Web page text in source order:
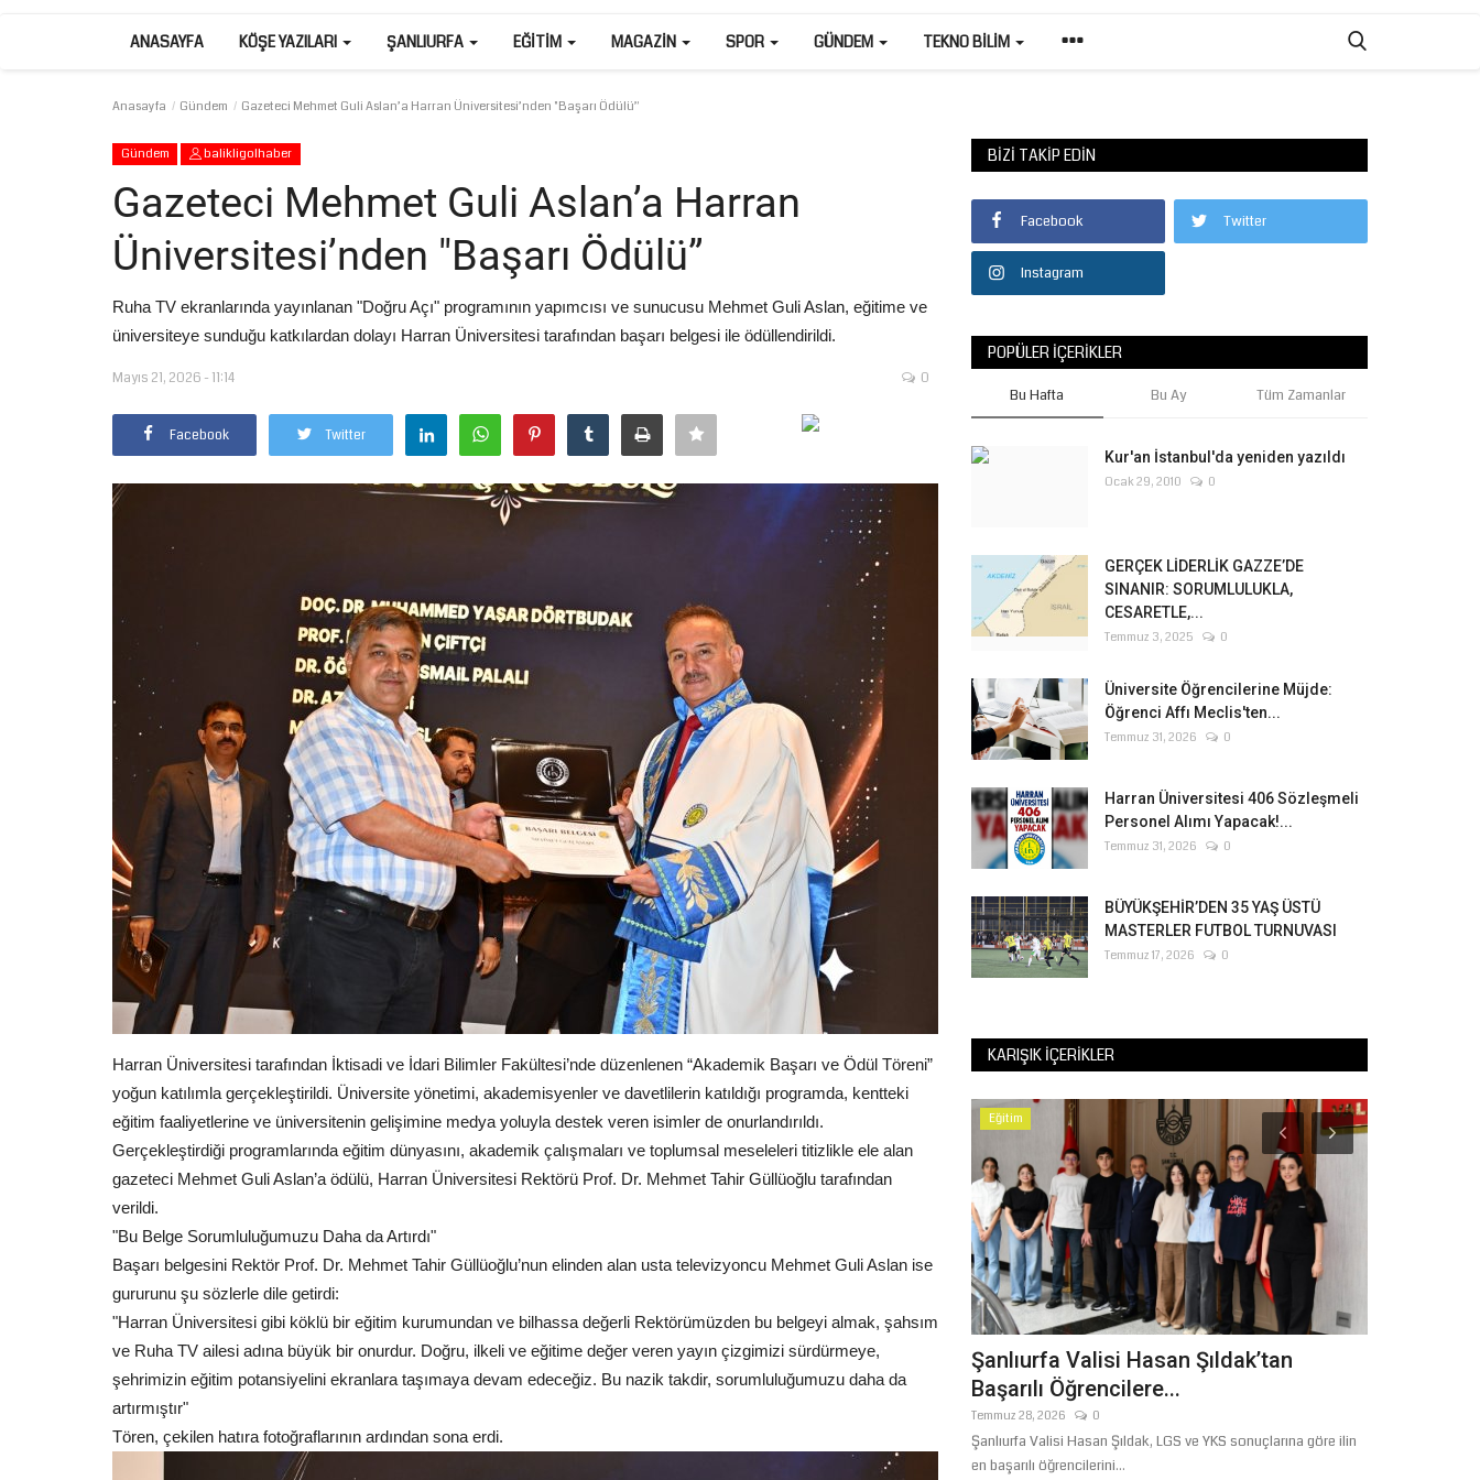
ANASAYFA KÖŞE YAZILARI ŞANLIURFA EĞITIM MAGAZIN SPOR GÜNDEM TEKNO BILIM
Anasayfa Gündem Gazeteci Mehmet Guli Aslan’a Harran Üniversitesi’nden "Başarı Ödülü”
Gündem balikligolhaber
Gazeteci Mehmet Guli Aslan’a Harran
Üniversitesi’nden "Başarı Ödülü”
Ruha TV ekranlarında yayınlanan "Doğru Açı" programının yapımcısı ve sunucusu Mehmet Guli Aslan, eğitime ve
üniversiteye sunduğu katkılardan dolayı Harran Üniversitesi tarafından başarı belgesi ile ödüllendirildi.
Mayıs 21, 2026 - 11:14 0
Facebook Twitter
Harran Üniversitesi tarafından İktisadi ve İdari Bilimler Fakültesi’nde düzenlenen “Akademik Başarı ve Ödül Töreni”
yoğun katılımla gerçekleştirildi. Üniversite yönetimi, akademisyenler ve davetlilerin katıldığı programda, kentteki
eğitim faaliyetlerine ve üniversitenin gelişimine medya yoluyla destek veren isimler de onurlandırıldı.
Gerçekleştirdiği programlarında eğitim dünyasını, akademik çalışmaları ve toplumsal meseleleri titizlikle ele alan
gazeteci Mehmet Guli Aslan’a ödülü, Harran Üniversitesi Rektörü Prof. Dr. Mehmet Tahir Güllüoğlu tarafından
verildi.
"Bu Belge Sorumluluğumuzu Daha da Artırdı"
Başarı belgesini Rektör Prof. Dr. Mehmet Tahir Güllüoğlu’nun elinden alan usta televizyoncu Mehmet Guli Aslan ise
gururunu şu sözlerle dile getirdi:
"Harran Üniversitesi gibi köklü bir eğitim kurumundan ve bilhassa değerli Rektörümüzden bu belgeyi almak, şahsım
ve Ruha TV ailesi adına büyük bir onurdur. Doğru, ilkeli ve eğitime değer veren yayın çizgimizi sürdürmeye,
şehrimizin eğitim potansiyelini ekranlara taşımaya devam edeceğiz. Bu nazik takdir, sorumluluğumuzu daha da
artırmıştır"
Tören, çekilen hatıra fotoğraflarının ardından sona erdi.
BIZI TAKIP EDIN
Facebook Twitter
Instagram
POPÜLER İÇERIKLER
Bu Hafta Bu Ay Tüm Zamanlar
Kur'an İstanbul'da yeniden yazıldı
Ocak 29, 2010 0
GERÇEK LİDERLİK GAZZE’DE
SINANIR: SORUMLULUKLA,
CESARETLE,...
Temmuz 3, 2025 0
Üniversite Öğrencilerine Müjde:
Öğrenci Affı Meclis'ten...
Temmuz 31, 2026 0
Harran Üniversitesi 406 Sözleşmeli
Personel Alımı Yapacak!...
Temmuz 31, 2026 0
BÜYÜKŞEHİR’DEN 35 YAŞ ÜSTÜ
MASTERLER FUTBOL TURNUVASI
Temmuz 17, 2026 0
KARIŞIK İÇERIKLER
Dünya
Yeni Nesilde Anksiyete Alarmı: Kaygı
Seviyesi Tarihi Zirvede
Nisan 25, 2026
Köşe Yazıları
KUR'AN'A GÖRE MÜ'MİNLERİN
Eğitim
Şanlıurfa Valisi Hasan Şıldak’tan
Başarılı Öğrencilere...
Temmuz 28, 2026 0
Şanlıurfa Valisi Hasan Şıldak, LGS ve YKS sonuçlarına göre ilin
en başarılı öğrencilerini...